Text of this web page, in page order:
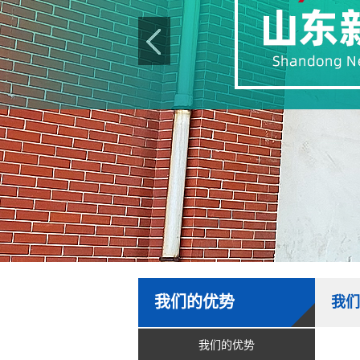
我们的优势
我们的优势
我